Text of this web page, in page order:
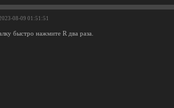
2023-08-09 01:51:51
быстро нажмите R два раза.